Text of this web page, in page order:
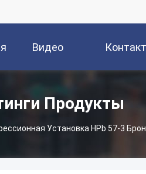
Видео
Продукты
Установка HPb 57-3